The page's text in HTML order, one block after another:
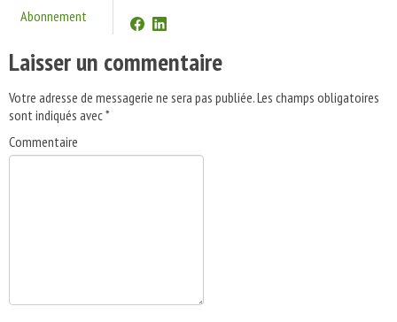
Abonnement
Laisser un commentaire
Votre adresse de messagerie ne sera pas publiée.Les champs obligatoires
sont indiqués avec*
Commentaire